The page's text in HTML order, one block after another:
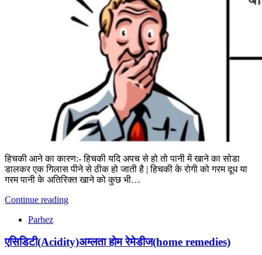
हिचकी आने का कारण:- हिचकी यदि अपच से हो तो पानी में खाने का सोडा
डालकर एक गिलास पीने से ठीक हो जाती है | हिचकी के रोगी को गरम दूध या
गरम पानी के अतिरिक्त खाने को कुछ भी…
Continue reading
Parhez
एसिडिटी(Acidity)अम्लता होम रेमेडीज(home remedies)